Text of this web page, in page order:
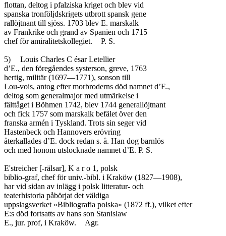
flottan, deltog i pfalziska kriget och blev vid
spanska tronföljdskrigets utbrott spansk gene
rallöjtnant till sjöss. 1703 blev E. marskalk
av Frankrike och grand av Spanien och 1715
chef för amiralitetskollegiet.	P. S.
5)	Louis Charles C ésar Letellier
d’E., den föregåendes systerson, greve, 1763
hertig, militär (1697—1771), sonson till
Lou-vois, antog efter morbroderns död namnet d’E.,
deltog som generalmajor med utmärkelse i
fälttåget i Böhmen 1742, blev 1744 generallöjtnant
och fick 1757 som marskalk befälet över den
franska armén i Tyskland. Trots sin seger vid
Hastenbeck och Hannovers erövring
återkallades d’E. dock redan s. å. Han dog barnlös
och med honom utslocknade namnet d’E. P. S.
E'streicher [-rälsar], K a r o 1, polsk
biblio-graf, chef för univ.-bibl. i Kraköw (1827—1908),
har vid sidan av inlägg i polsk litteratur- och
teaterhistoria påbörjat det väldiga
uppslagsverket »Bibliografia polska» (1872 ff.), vilket efter
E:s död fortsatts av hans son Stanislaw
E., jur. prof, i Kraköw.	Agr.